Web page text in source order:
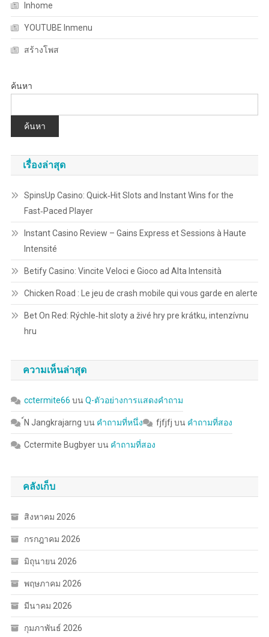
Inhome
YOUTUBE Inmenu
สร้างโพส
ค้นหา
ค้นหา
เรื่องล่าสุด
SpinsUp Casino: Quick‑Hit Slots and Instant Wins for the
Fast‑Paced Player
Instant Casino Review – Gains Express et Sessions à Haute
Intensité
Betify Casino: Vincite Veloci e Gioco ad Alta Intensità
Chicken Road : Le jeu de crash mobile qui vous garde en alerte
Bet On Red: Rýchle‑hit sloty a živé hry pre krátku, intenzívnu
hru
ความเห็นล่าสุด
cctermite66 บน Q-ตัวอย่างการแสดงคำถาม
์N Jangkrajarng บน คำถามที่หนึ่ง fjfjfj บน คำถามที่สอง
Cctermite Bugbyerบน คำถามที่สอง
คลังเก็บ
สิงหาคม 2026
กรกฎาคม 2026
มิถุนายน 2026
พฤษภาคม 2026
มีนาคม 2026
กุมภาพันธ์ 2026